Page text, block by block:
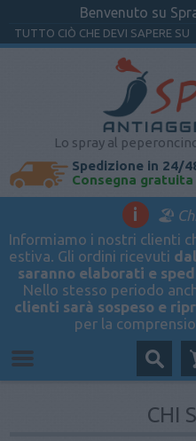
Benvenuto su
TUTTO CIÒ CHE DEVI SAPERE SU
Lo spray al
Spedizione in 24/
Consegna
i
🏖️
Informiamo i nostri clienti
estiva. Gli ordini ricevuti
saranno elaborati e
Nello stesso periodo
clienti sarà sospeso e
per la
CHI